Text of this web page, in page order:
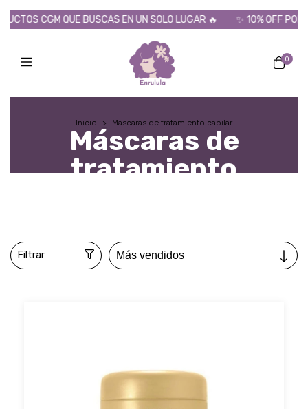
BUSCAS EN UN SOLO LUGAR 🔥 ✨ 10% OFF POR
0
Inicio > Máscaras de tratamiento capilar
Máscaras de
tratamiento
Filtrar